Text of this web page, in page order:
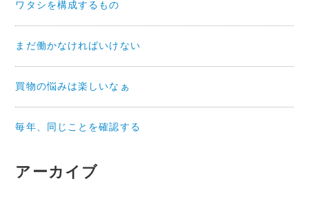
ワタシを構成するもの
まだ働かなければいけない
買物の悩みは楽しいなぁ
毎年、同じことを確認する
アーカイブ